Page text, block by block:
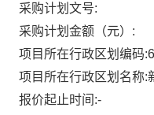
采购计划文号:
采购计划金额（元）:
项目所在行政区划编码:
项目所在行政区划名称:
报价起止时间:-